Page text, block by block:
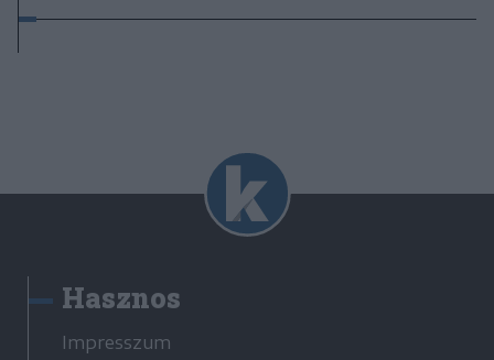
Hasznos
Impresszum